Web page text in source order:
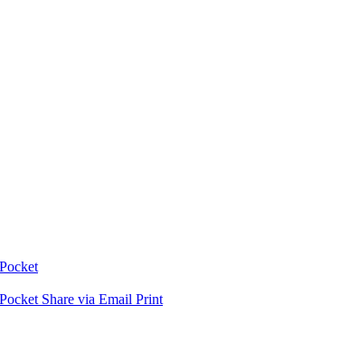
Pocket
Pocket Share via Email Print